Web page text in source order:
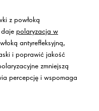
z powłoką
polaryzacja w
antyrefleksyjną,
i poprawić jakość
zmniejszą
percepcję i wspomaga